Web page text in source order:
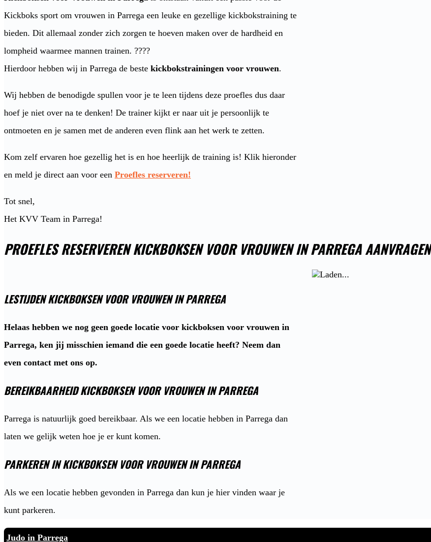
Kickboks sport om vrouwen in Parrega een leuke en gezellige kickbokstraining te
bieden. Dit allemaal zonder zich zorgen te hoeven maken over de hardheid en
lompheid waarmee mannen trainen. ????
Hierdoor hebben wij in Parrega de beste kickbokstrainingen voor vrouwen.
Wij hebben de benodigde spullen voor je te leen tijdens deze proefles dus daar
hoef je niet over na te denken! De trainer kijkt er naar uit je persoonlijk te
ontmoeten en je samen met de anderen even flink aan het werk te zetten.
Kom zelf ervaren hoe gezellig het is en hoe heerlijk de training is! Klik hieronder
en meld je direct aan voor een Proefles reserveren!
Tot snel,
Het KVV Team in Parrega!
PROEFLES RESERVEREN KICKBOKSEN VOOR VROUWEN IN PARREGA AANVRAGEN
LESTIJDEN KICKBOKSEN VOOR VROUWEN IN PARREGA
Helaas hebben we nog geen goede locatie voor kickboksen voor vrouwen in
Parrega, ken jij misschien iemand die een goede locatie heeft? Neem dan
even contact met ons op.
BEREIKBAARHEID KICKBOKSEN VOOR VROUWEN IN PARREGA
Parrega is natuurlijk goed bereikbaar. Als we een locatie hebben in Parrega dan
laten we gelijk weten hoe je er kunt komen.
PARKEREN IN KICKBOKSEN VOOR VROUWEN IN PARREGA
Als we een locatie hebben gevonden in Parrega dan kun je hier vinden waar je
kunt parkeren.
Judo in Parrega